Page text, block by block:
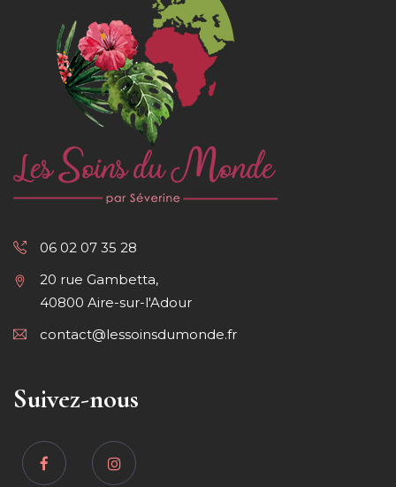
06 02 07 35 28
20 rue Gambetta,
40800 Aire-sur-l'Adour
contact@lessoinsdumonde.fr
Suivez-nous